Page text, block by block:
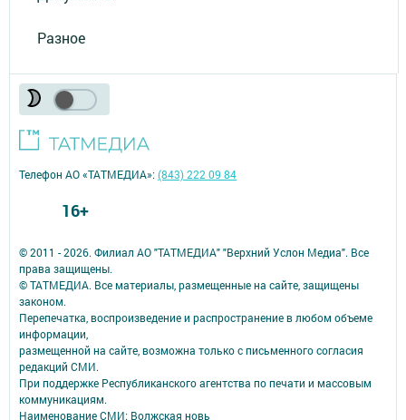
Разное
© 2011 - 2026. Филиал АО "ТАТМЕДИА" "Верхний Услон Медиа". Все
права защищены.
© ТАТМЕДИА. Все материалы, размещенные на сайте, защищены
законом.
Перепечатка, воспроизведение и распространение в любом объеме
информации,
размещенной на сайте, возможна только с письменного согласия
редакций СМИ.
При поддержке Республиканского агентства по печати и массовым
коммуникациям.
Наименование СМИ: Волжская новь
Телефон АО «ТАТМЕДИА»:(843) 222 09 84
16+